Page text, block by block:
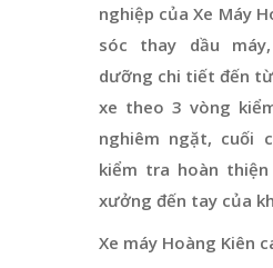
nghiệp của Xe Máy
sóc thay dầu
dưỡng chi tiết đến
xe theo 3 vòng
nghiêm ngặt, cuối
kiểm tra hoàn
xưởng đến tay của
Xe máy Hoàng Kiên